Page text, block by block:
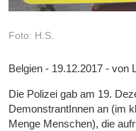
Foto: H.S.
Belgien - 19.12.2017 - von
Die Polizei gab am 19.
DemonstrantInnen an (im
Menge Menschen), die